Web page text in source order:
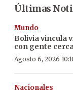
Últimas
Mundo
Bolivia vincula
con gente
Agosto 6, 2026
Nacionales